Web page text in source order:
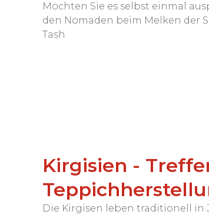
Möchten Sie es selbst einmal
den Nomaden beim Melken der
Tash.
Kirgisien -
Die Kirgisen leben traditionell in